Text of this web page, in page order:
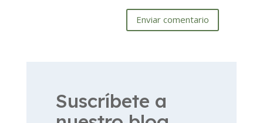
Enviar comentario
Suscríbete a